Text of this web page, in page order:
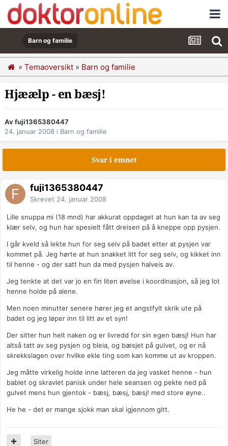
Barn og familie
» Temaoversikt » Barn og familie
Hjæælp - en bæsj!
Av fuji1365380447
24. januar 2008 i Barn og familie
Svar i emnet
fuji1365380447
Skrevet 24. januar 2008
Lille snuppa mi (18 mnd) har akkurat oppdaget at hun kan ta av seg
klær selv, og hun har spesielt fått dreisen på å kneppe opp pysjen.
I går kveld så lekte hun for seg selv på badet etter at pysjen var
kommet på. Jeg hørte at hun snakket litt for seg selv, og kikket inn
til henne - og der satt hun da med pysjen halveis av.
Jeg tenkte at det var jo en fin liten øvelse i koordinasjon, så jeg lot
henne holde på alene.
Men noen minutter senere hører jeg et angstfylt skrik ute på
badet og jeg løper inn til litt av et syn!
Der sitter hun helt naken og er livredd for sin egen bæsj! Hun har
altså tatt av seg pysjen og bleia, og bæsjet på gulvet, og er nå
skrekkslagen over hvilke ekle ting som kan komme ut av kroppen.
Jeg måtte virkelig holde inne latteren da jeg vasket henne - hun
bablet og skravlet panisk under hele seansen og pekte ned på
gulvet mens hun gjentok - bæsj, bæsj, bæsj! med store øyne..
He he - det er mange sjokk man skal igjennom gitt.
Siter